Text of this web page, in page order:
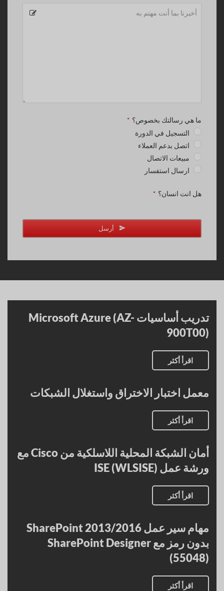
ما هي رسالتك بخصوص؟ *
التسجيل في الدورة
اتصل بدعم العملاء
مبيعات الاتصال
ارسال استفسار
هل انت انسان؟ *
أرسل
URL
*
تدريب أساسيات Microsoft Azure (AZ-
900T00)
اقرأ أكثر
معمل اختبار الاختراق واستغلال الشبكات
اقرأ أكثر
أمان الشبكة المحلية اللاسلكية من Cisco مع
ورشة عمل ISE (WLSISE)
اقرأ أكثر
مهام سير عمل SharePoint 2013/2016
بدون رمز مع SharePoint Designer
(55048)
اقرأ أكثر